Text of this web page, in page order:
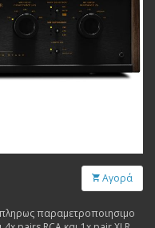
Αγορά
παραμετροποιησιμο